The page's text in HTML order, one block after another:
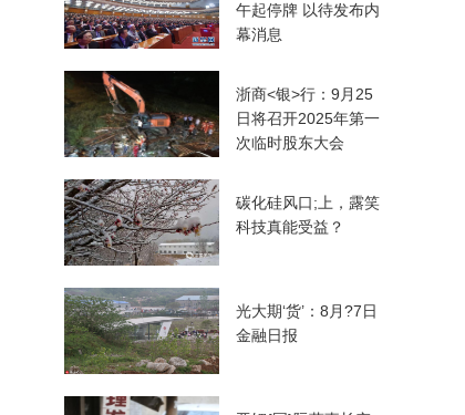
午起停牌 以待发布内
幕消息
浙商<银>行：9月25
日将召开2025年第一
次临时股东大会
碳化硅风口;上，露笑
科技真能受益？
光大期‘货’：8月?7日
金融日报